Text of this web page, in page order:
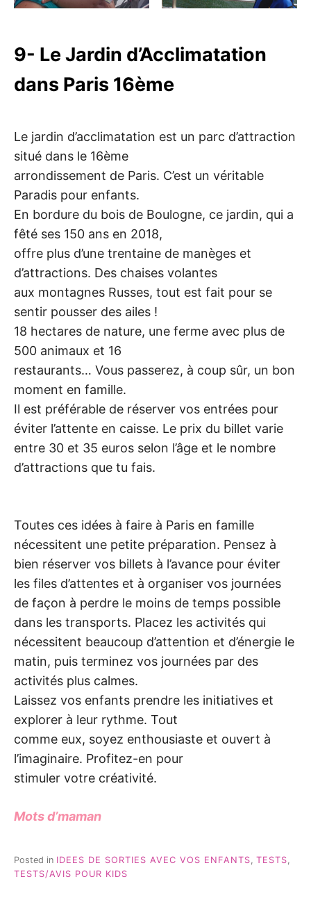
9- Le Jardin d’Acclimatation
dans Paris 16ème
Le jardin d’acclimatation est un parc d’attraction
situé dans le 16ème
arrondissement de Paris. C’est un véritable
Paradis pour enfants.
En bordure du bois de Boulogne, ce jardin, qui a
fêté ses 150 ans en 2018,
offre plus d’une trentaine de manèges et
d’attractions. Des chaises volantes
aux montagnes Russes, tout est fait pour se
sentir pousser des ailes !
18 hectares de nature, une ferme avec plus de
500 animaux et 16
restaurants… Vous passerez, à coup sûr, un bon
moment en famille.
Il est préférable de réserver vos entrées pour
éviter l’attente en caisse. Le prix du billet varie
entre 30 et 35 euros selon l’âge et le nombre
d’attractions que tu fais.
Toutes ces idées à faire à Paris en famille
nécessitent une petite préparation. Pensez à
bien réserver vos billets à l’avance pour éviter
les files d’attentes et à organiser vos journées
de façon à perdre le moins de temps possible
dans les transports. Placez les activités qui
nécessitent beaucoup d’attention et d’énergie le
matin, puis terminez vos journées par des
activités plus calmes.
Laissez vos enfants prendre les initiatives et
explorer à leur rythme. Tout
comme eux, soyez enthousiaste et ouvert à
l’imaginaire. Profitez-en pour
stimuler votre créativité.
Mots d’maman
Posted in IDEES DE SORTIES AVEC VOS ENFANTS TESTS
TESTS/AVIS POUR KIDS